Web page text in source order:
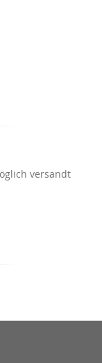
versandt